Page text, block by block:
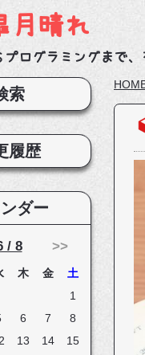
月晴れ
プログラミングまで
索
履歴
ダー
/ 8 >>
木 金
土
1
6 7
8
13 14
15